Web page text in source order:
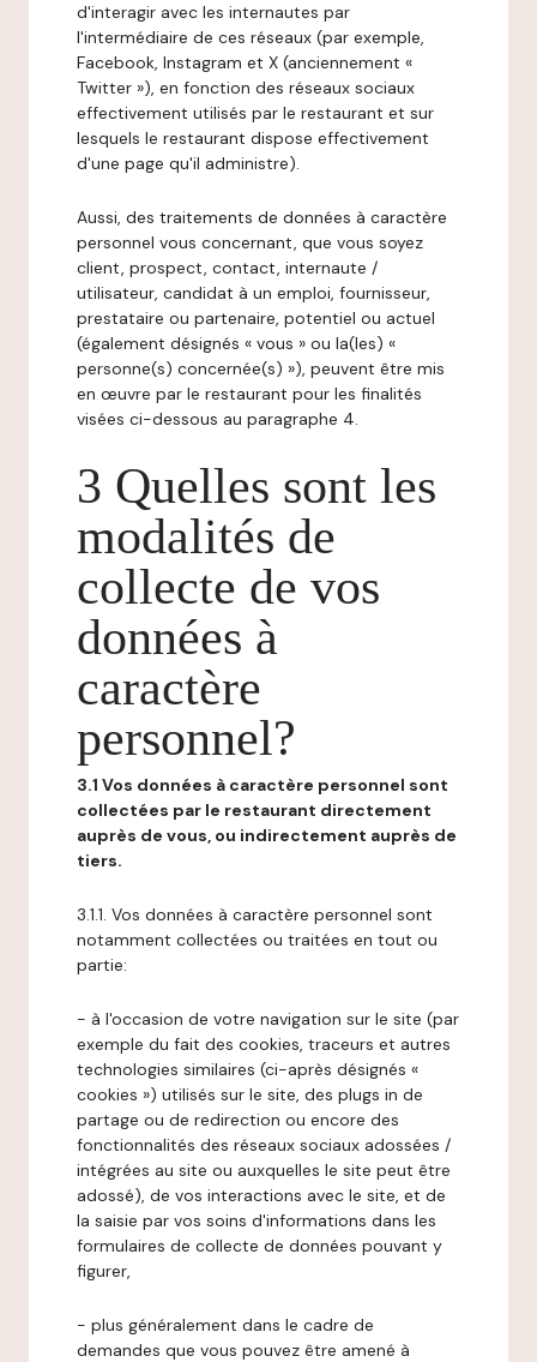
d'interagir avec les internautes par
l'intermédiaire de ces réseaux (par exemple,
Facebook, Instagram et X (anciennement «
Twitter »), en fonction des réseaux sociaux
effectivement utilisés par le restaurant et sur
lesquels le restaurant dispose effectivement
d'une page qu'il administre).
Aussi, des traitements de données à caractère
personnel vous concernant, que vous soyez
client, prospect, contact, internaute /
utilisateur, candidat à un emploi, fournisseur,
prestataire ou partenaire, potentiel ou actuel
(également désignés « vous » ou la(les) «
personne(s) concernée(s) »), peuvent être mis
en œuvre par le restaurant pour les finalités
visées ci-dessous au paragraphe 4.
3 Quelles sont les
modalités de
collecte de vos
données à
caractère
personnel?
3.1 Vos données à caractère personnel sont
collectées par le restaurant directement
auprès de vous, ou indirectement auprès de
tiers.
3.1.1. Vos données à caractère personnel sont
notamment collectées ou traitées en tout ou
partie:
- à l'occasion de votre navigation sur le site (par
exemple du fait des cookies, traceurs et autres
technologies similaires (ci-après désignés «
cookies ») utilisés sur le site, des plugs in de
partage ou de redirection ou encore des
fonctionnalités des réseaux sociaux adossées /
intégrées au site ou auxquelles le site peut être
adossé), de vos interactions avec le site, et de
la saisie par vos soins d'informations dans les
formulaires de collecte de données pouvant y
figurer,
- plus généralement dans le cadre de
demandes que vous pouvez être amené à